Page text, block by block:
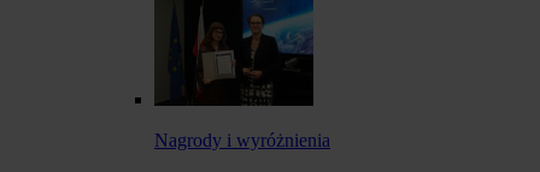
Nagrody i wyróżnienia